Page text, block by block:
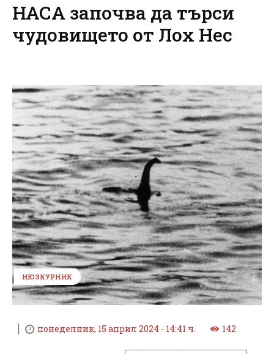
НАСА започва да търси
чудовището от Лох Нес
НЮЗКУРНИК
понеделник, 15 април 2024 - 14:41 ч. 142